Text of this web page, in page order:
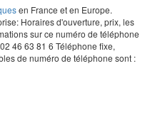
en France et en Europe.
Horaires d'ouverture, prix, les
sur ce numéro de téléphone
46 63 81 6 Téléphone fixe,
de numéro de téléphone sont :